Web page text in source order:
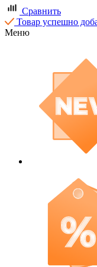
Сравнить
Товар успешно
Меню